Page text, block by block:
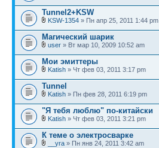
Tunnel2+KSW
KSW-1354 » Пн апр 25, 2011 1:44 pm
Магический шарик
user » Вт мар 10, 2009 10:52 am
Мои эмиттеры
Katish » Чт фев 03, 2011 3:17 pm
Tunnel
Katish » Пн фев 28, 2011 6:19 pm
"Я тебя люблю" по-китайски
Katish » Чт фев 03, 2011 3:21 pm
К теме о электросварке
__yra » Пн янв 24, 2011 3:42 am